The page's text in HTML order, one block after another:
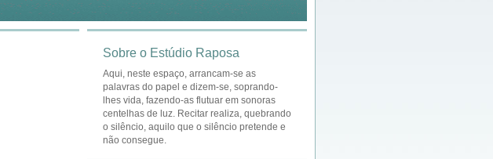
Sobre o Estúdio Raposa
Aqui, neste espaço, arrancam-se as
palavras do papel e dizem-se, soprando-
lhes vida, fazendo-as flutuar em sonoras
centelhas de luz. Recitar realiza, quebrando
o silêncio, aquilo que o silêncio pretende e
não consegue.